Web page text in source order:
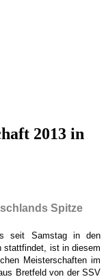
2013 in
Spitze
seit Samstag in den
stattfindet, ist in diesem
Meisterschaften im
Bretfeld von der SSV